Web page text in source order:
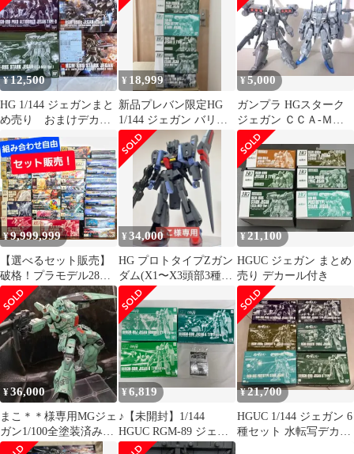
¥12,500
HG 1/144 ジェガンまと
め売り おまけデカー
ル付き
¥ 18,999
新品プレバン限定HG
1/144 ジェガン バリエ
ーション 6種セット
¥5,000
ガンプラ HGスターク
ジェガン ＣＣＡ-ＭＳ
Ｖ Ｖｅｒ、ゼータプラ
スC型
¥9,999,999
【選べるセット販売】
破格！プラモデル28点
【3点以上で購入
OK】 ガンプラ
Figure-rise Standard
30MM M.S.G モデリ
ングサポートグッズ ほ
¥34,000
HG プロトタイプZガン
ダム(X1〜X3頭部3種)
塗装完成品
¥21,100
HGUC ジェガン まとめ
売り デカール付き
¥36,000
まこ＊＊様専用MGジェ
ガン1/100全塗装済み完
成品
¥6,819
♪【未開封】1/144
HGUC RGM-89 ジェガ
ン F91Ver. 3機セット 水
¥21,700
HGUC 1/144 ジェガン 6
種セット 水転写デカー